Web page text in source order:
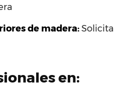
de madera:Solicita
en: